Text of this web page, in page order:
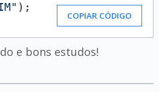
);
COPIAR CÓDIGO
e bons estudos!